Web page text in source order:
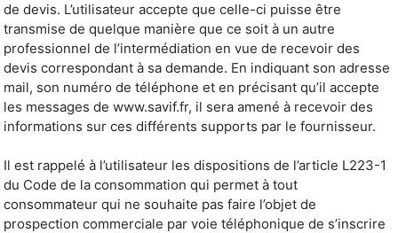
de devis. L’utilisateur accepte que celle-ci puisse être
transmise de quelque manière que ce soit à un autre
professionnel de l’intermédiation en vue de recevoir des
devis correspondant à sa demande. En indiquant son adresse
mail, son numéro de téléphone et en précisant qu’il accepte
les messages de www.savif.fr, il sera amené à recevoir des
informations sur ces différents supports par le fournisseur.
Il est rappelé à l’utilisateur les dispositions de l’article L223-1
du Code de la consommation qui permet à tout
consommateur qui ne souhaite pas faire l’objet de
prospection commerciale par voie téléphonique de s’inscrire